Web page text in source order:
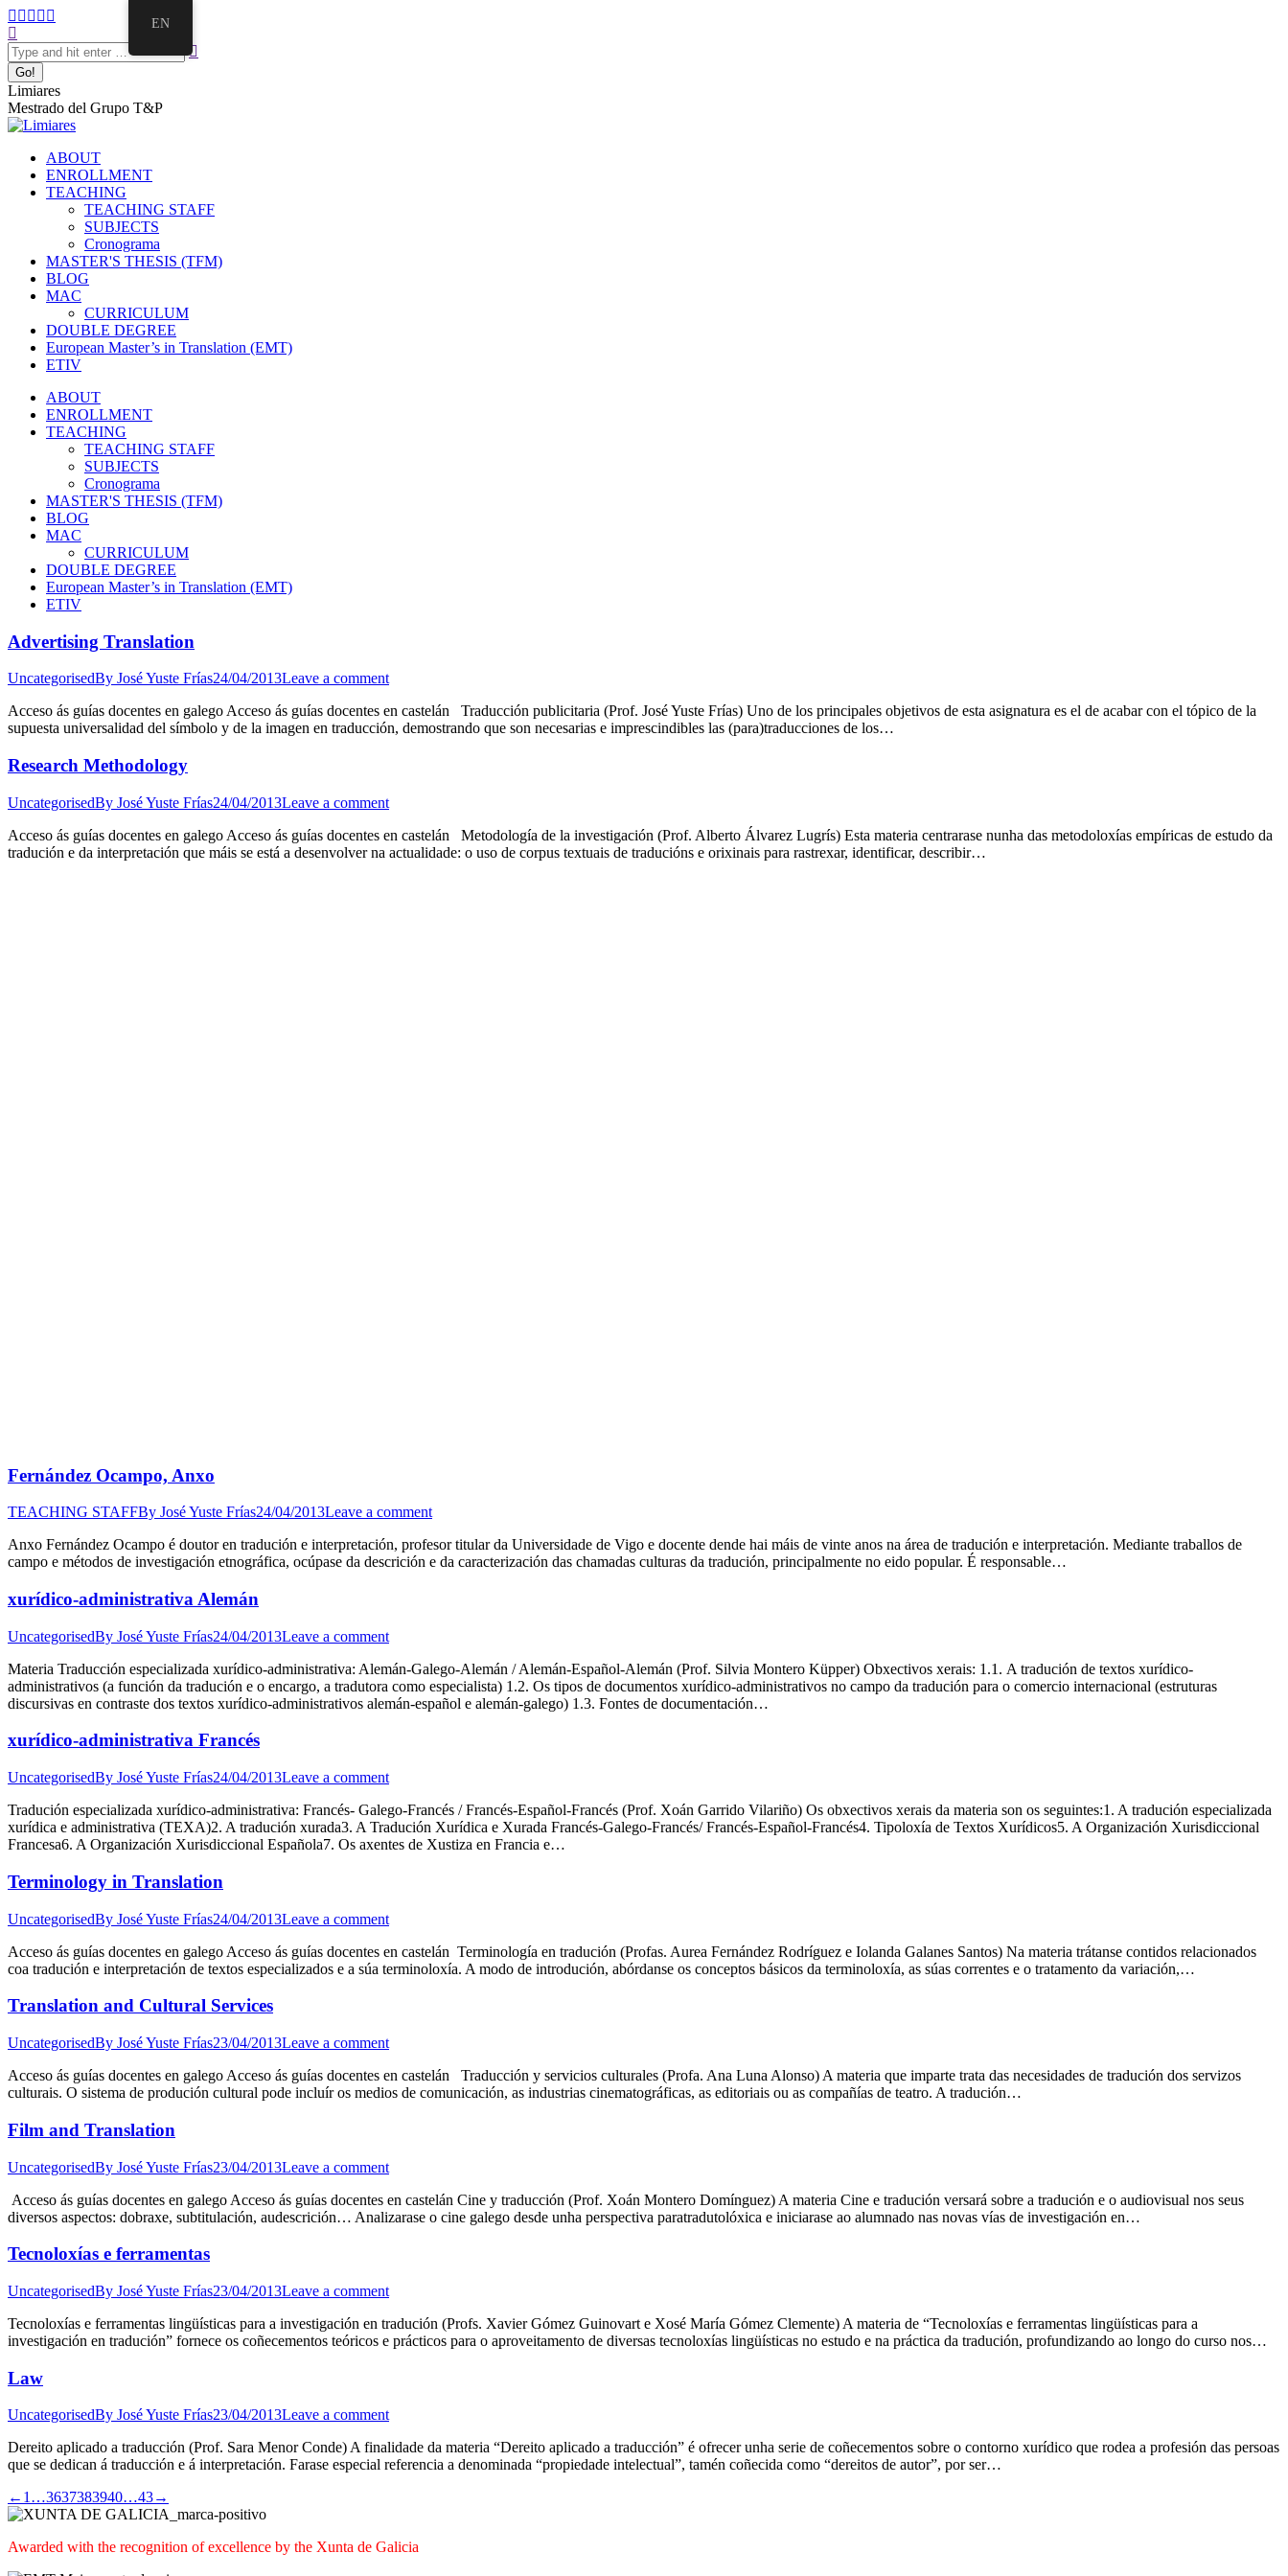
Skip
to
content
Facebook
opens
in
new
window
Twitter
opens
in
new
window
Mail
opens
in
new
window
Instagram
opens
in
window
opens
in
window
Search:
Limiares
Mestrado del Grupo T&P
ABOUT
ENROLLMENT
TEACHING
TEACHING STAFF
SUBJECTS
Cronograma
MASTER'S THESIS (TFM)
BLOG
MAC
CURRICULUM
DOUBLE DEGREE
European Master’s in Translation (EMT)
ETIV
ABOUT
ENROLLMENT
TEACHING
TEACHING STAFF
SUBJECTS
Cronograma
MASTER'S THESIS (TFM)
BLOG
MAC
CURRICULUM
DOUBLE DEGREE
European Master’s in Translation (EMT)
ETIV
Advertising Translation
UncategorisedBy José Yuste Frías24/04/2013Leave a comment
Acceso ás guías docentes en galego Acceso ás guías docentes en castelán Traducción publicitaria (Prof. José Yuste Frías) Uno de los principales objetivos de esta asignatura es el de acabar con el tópico de la
supuesta universalidad del símbolo y de la imagen en traducción, demostrando que son necesarias e imprescindibles las (para)traducciones de los…
Research Methodology
UncategorisedBy José Yuste Frías24/04/2013Leave a comment
Acceso ás guías docentes en galego Acceso ás guías docentes en castelán Metodología de la investigación (Prof. Alberto Álvarez Lugrís) Esta materia centrarase nunha das metodoloxías empíricas de estudo da
tradución e da interpretación que máis se está a desenvolver na actualidade: o uso de corpus textuais de traducións e orixinais para rastrexar, identificar, describir…
Fernández Ocampo, Anxo
TEACHING STAFFBy José Yuste Frías24/04/2013Leave a comment
Anxo Fernández Ocampo é doutor en tradución e interpretación, profesor titular da Universidade de Vigo e docente dende hai máis de vinte anos na área de tradución e interpretación. Mediante traballos de
campo e métodos de investigación etnográfica, ocúpase da descrición e da caracterización das chamadas culturas da tradución, principalmente no eido popular. É responsable…
xurídico-administrativa Alemán
UncategorisedBy José Yuste Frías24/04/2013Leave a comment
Materia Traducción especializada xurídico-administrativa: Alemán-Galego-Alemán / Alemán-Español-Alemán (Prof. Silvia Montero Küpper) Obxectivos xerais: 1.1. A tradución de textos xurídico-
administrativos (a función da tradución e o encargo, a tradutora como especialista) 1.2. Os tipos de documentos xurídico-administrativos no campo da tradución para o comercio internacional (estruturas
discursivas en contraste dos textos xurídico-administrativos alemán-español e alemán-galego) 1.3. Fontes de documentación…
xurídico-administrativa Francés
UncategorisedBy José Yuste Frías24/04/2013Leave a comment
Tradución especializada xurídico-administrativa: Francés- Galego-Francés / Francés-Español-Francés (Prof. Xoán Garrido Vilariño) Os obxectivos xerais da materia son os seguintes:1. A tradución especializada
xurídica e administrativa (TEXA)2. A tradución xurada3. A Tradución Xurídica e Xurada Francés-Galego-Francés/ Francés-Español-Francés4. Tipoloxía de Textos Xurídicos5. A Organización Xurisdiccional
Francesa6. A Organización Xurisdiccional Española7. Os axentes de Xustiza en Francia e…
Terminology in Translation
UncategorisedBy José Yuste Frías24/04/2013Leave a comment
Acceso ás guías docentes en galego Acceso ás guías docentes en castelán Terminología en tradución (Profas. Aurea Fernández Rodríguez e Iolanda Galanes Santos) Na materia trátanse contidos relacionados
coa tradución e interpretación de textos especializados e a súa terminoloxía. A modo de introdución, abórdanse os conceptos básicos da terminoloxía, as súas correntes e o tratamento da variación,…
Translation and Cultural Services
UncategorisedBy José Yuste Frías23/04/2013Leave a comment
Acceso ás guías docentes en galego Acceso ás guías docentes en castelán Traducción y servicios culturales (Profa. Ana Luna Alonso) A materia que imparte trata das necesidades de tradución dos servizos
culturais. O sistema de produción cultural pode incluír os medios de comunicación, as industrias cinematográficas, as editoriais ou as compañías de teatro. A tradución…
Film and Translation
UncategorisedBy José Yuste Frías23/04/2013Leave a comment
Acceso ás guías docentes en galego Acceso ás guías docentes en castelán Cine y traducción (Prof. Xoán Montero Domínguez) A materia Cine e tradución versará sobre a tradución e o audiovisual nos seus
diversos aspectos: dobraxe, subtitulación, audescrición… Analizarase o cine galego desde unha perspectiva paratradutolóxica e iniciarase ao alumnado nas novas vías de investigación en…
Tecnoloxías e ferramentas
UncategorisedBy José Yuste Frías23/04/2013Leave a comment
Tecnoloxías e ferramentas lingüísticas para a investigación en tradución (Profs. Xavier Gómez Guinovart e Xosé María Gómez Clemente) A materia de “Tecnoloxías e ferramentas lingüísticas para a
investigación en tradución” fornece os coñecementos teóricos e prácticos para o aproveitamento de diversas tecnoloxías lingüísticas no estudo e na práctica da tradución, profundizando ao longo do curso nos…
Law
UncategorisedBy José Yuste Frías23/04/2013Leave a comment
Dereito aplicado a traducción (Prof. Sara Menor Conde) A finalidade da materia “Dereito aplicado a traducción” é ofrecer unha serie de coñecementos sobre o contorno xurídico que rodea a profesión das persoas
que se dedican á traducción e á interpretación. Farase especial referencia a denominada “propiedade intelectual”, tamén coñecida como “dereitos de autor”, por ser…
← 1 …3637383940…43→
Awarded with the recognition of excellence by the Xunta de Galicia
EN